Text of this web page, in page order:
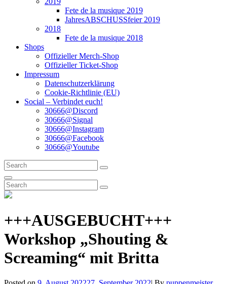
Fete de la musique 2019
JahresABSCHUSSfeier 2019
2018
Fete de la musique 2018
Shops
Offizieller Merch-Shop
Offizieller Ticket-Shop
Impressum
Datenschutzerklärung
Cookie-Richtlinie (EU)
Social – Verbindet euch!
30666@Discord
30666@Signal
30666@Instagram
30666@Facebook
30666@Youtube
Search
for:
Search
Search
Search
for:
Search
+++AUSGEBUCHT+++
Workshop „Shouting &
Screaming“ mit Britta
Byline